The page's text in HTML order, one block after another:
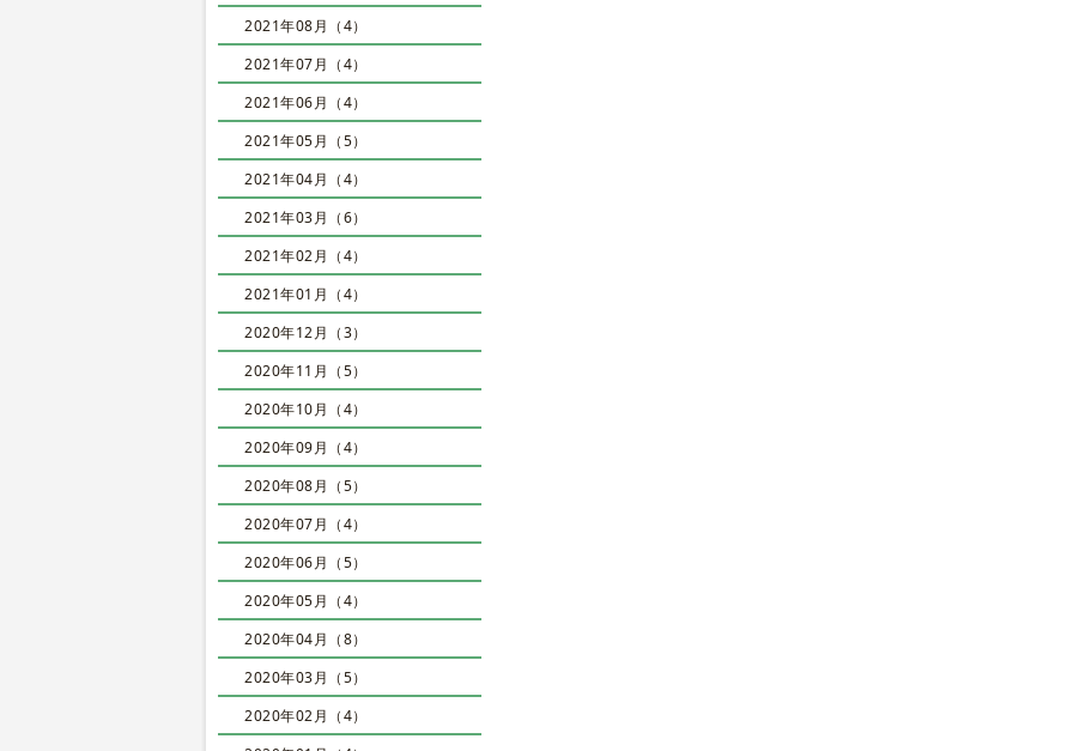
2021年08月（4）
2021年07月（4）
2021年06月（4）
2021年05月（5）
2021年04月（4）
2021年03月（6）
2021年02月（4）
2021年01月（4）
2020年12月（3）
2020年11月（5）
2020年10月（4）
2020年09月（4）
2020年08月（5）
2020年07月（4）
2020年06月（5）
2020年05月（4）
2020年04月（8）
2020年03月（5）
2020年02月（4）